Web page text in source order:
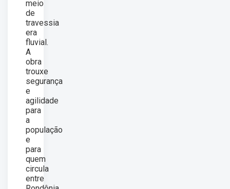
meio
de
travessia
era
fluvial.
A
obra
trouxe
segurança
e
agilidade
para
a
população
e
para
quem
circula
entre